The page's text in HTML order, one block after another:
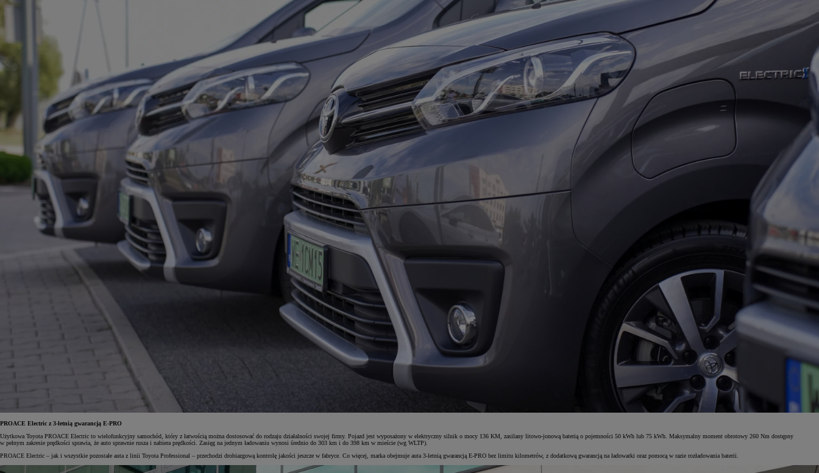
PROACE Electric z 3-letnią gwarancją E-PRO
Użytkowa Toyota PROACE Electric to wielofunkcyjny samochód, który z łatwością można dostosować do rodzaju działalności swojej firmy. Pojazd jest wyposażony w elektryczny silnik o mocy 136 KM, zasilany litowo-jonową baterią o pojemności 50 kWh lub 75 kWh. Maksymalny moment obrotowy 260 Nm dostępny
w pełnym zakresie prędkości sprawia, że auto sprawnie rusza i nabiera prędkości. Zasięg na jednym ładowaniu wynosi średnio do 303 km i do 398 km w mieście (wg WLTP).
PROACE Electric – jak i wszystkie pozostałe auta z linii Toyota Professional – przechodzi drobiazgową kontrolę jakości jeszcze w fabryce. Co więcej, marka obejmuje auta 3-letnią gwarancją E-PRO bez limitu kilometrów, z dodatkową gwarancją na ładowarki oraz pomocą w razie rozładowania baterii.